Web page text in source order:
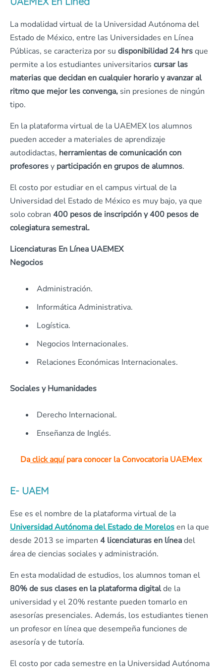
La modalidad virtual de la Universidad Autónoma del
Estado de México, entre las Universidades en Línea
Públicas, se caracteriza por su disponibilidad 24 hrsque
permite a los estudiantes universitarios cursar las
materias que decidan en cualquier horario y avanzar al
ritmo que mejor les convenga, sin presiones de ningún
tipo.
En la plataforma virtual de la UAEMEX los alumnos
pueden acceder a materiales de aprendizaje
autodidactas, herramientas de comunicación con
profesoresy participación en grupos de alumnos.
El costo por estudiar en el campus virtual de la
Universidad del Estado de México es muy bajo, ya que
solo cobran 400 pesos de inscripción y 400 pesos de
colegiatura semestral.
Licenciaturas En Línea UAEMEX
Negocios
Administración.
Informática Administrativa.
Logística.
Negocios Internacionales.
Relaciones Económicas Internacionales.
Sociales y Humanidades
Derecho Internacional.
Enseñanza de Inglés.
Daclick aquípara conocer la Convocatoria UAEMex
E- UAEM
Ese es el nombre de la plataforma virtual de la
Universidad Autónoma del Estado de Morelosen la que
desde 2013 se imparten 4 licenciaturas en líneadel
área de ciencias sociales y administración.
En esta modalidad de estudios, los alumnos toman el
80% de sus clases en la plataforma digitalde la
universidad y el 20% restante pueden tomarlo en
asesorías presenciales. Además, los estudiantes tienen
un profesor en línea que desempeña funciones de
asesoría y de tutoría.
El costo por cada semestre en la Universidad Autónoma